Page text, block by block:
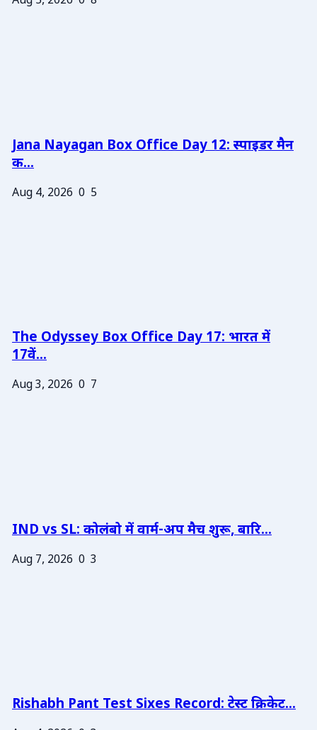
Jana Nayagan Box Office Day 12: स्पाइडर मैन
क...
Aug 4, 2026 0 5
The Odyssey Box Office Day 17: भारत में
17वें...
Aug 3, 2026 0 7
IND vs SL: कोलंबो में वार्म-अप मैच शुरू, बारि...
Aug 7, 2026 0 3
Rishabh Pant Test Sixes Record: टेस्ट क्रिकेट...